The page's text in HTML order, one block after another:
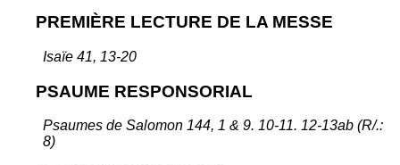
PREMIÈRE LECTURE DE LA MESSE
Isaïe 41, 13-20
PSAUME RESPONSORIAL
Psaumes de Salomon 144, 1 & 9. 10-11. 12-13ab (R/.:
8)